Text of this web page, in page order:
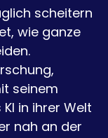
scheitern
wie ganze
seinem
in ihrer Welt
nah an der